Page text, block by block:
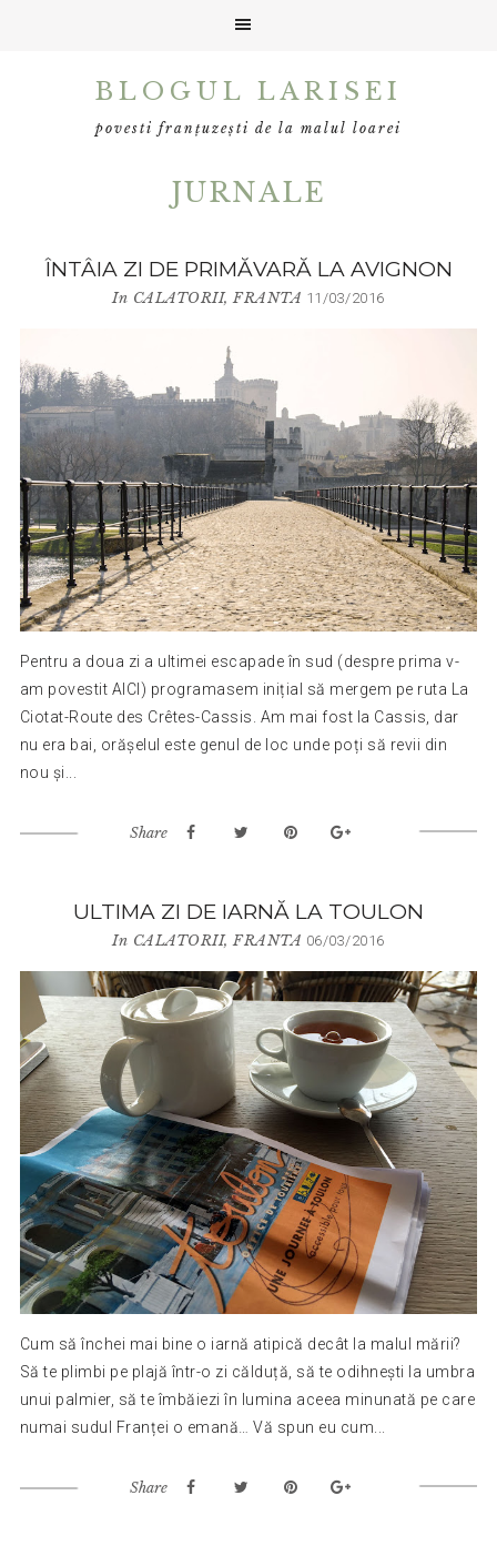
BLOGUL LARISEI
povesti franțuzești de la malul loarei
JURNALE
ÎNTÂIA ZI DE PRIMĂVARĂ LA AVIGNON
In CALATORII,FRANTA 11/03/2016
Pentru a doua zi a ultimei escapade în sud (despre prima v-
am povestit AICI) programasem inițial să mergem pe ruta La
Ciotat-Route des Crêtes-Cassis. Am mai fost la Cassis, dar
nu era bai, orășelul este genul de loc unde poți să revii din
nou și...
Share
ULTIMA ZI DE IARNĂ LA TOULON
In CALATORII,FRANTA 06/03/2016
Cum să închei mai bine o iarnă atipică decât la malul mării?
Să te plimbi pe plajă într-o zi călduță, să te odihnești la umbra
unui palmier, să te îmbăiezi în lumina aceea minunată pe care
numai sudul Franței o emană… Vă spun eu cum...
Share